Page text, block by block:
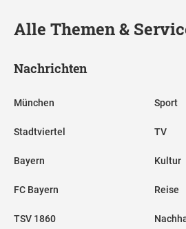
Alle Themen &
Nachrichten
München
Stadtviertel
Bayern
FC Bayern
TSV 1860
Sport
TV
Kultur
Reise